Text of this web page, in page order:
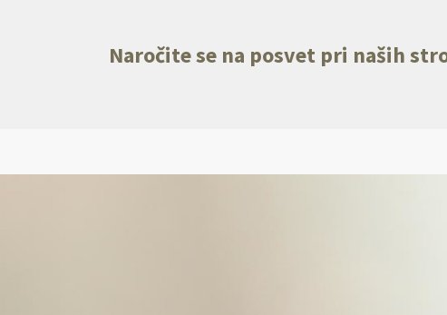
Naročite se na posvet pri naših